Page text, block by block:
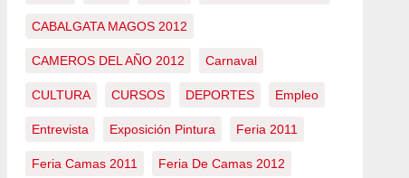
CABALGATA MAGOS 2012
CAMEROS DEL AÑO 2012 Carnaval
CULTURA CURSOS DEPORTES Empleo
Entrevista Exposición Pintura Feria 2011
Feria Camas 2011 Feria De Camas 2012